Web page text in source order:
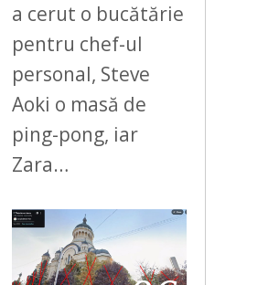
a cerut o bucătărie
pentru chef-ul
personal, Steve
Aoki o masă de
ping-pong, iar
Zara…